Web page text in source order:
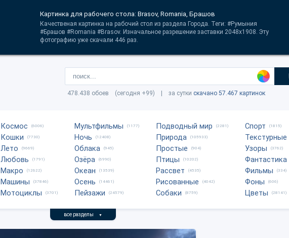
Картинка для рабочего стола: Brasov, Romania, Брашов
Качественая картинка на рабочий стол из раздела Города. Теги: #Румыния
#Брашов #Romania #Brasov. Изначальное разрешение заставки 2048x1908. Эту
фотографию уже скачали 446 раз.
478.438 обоев (сегодня +99) | за сутки скачано 57.467 картинок
Космос (6006)
Кошки (7730)
Лето (9669)
Любовь (1791)
Макро (12622)
Машины (37846)
Мотоциклы (3701)
Мультфильмы (1177)
Ночь (12408)
Облака (945)
Озёра (6990)
Океан (13539)
Осень (14461)
Пейзажи (24579)
Подводный мир (2281)
Природа (105933)
Простые (904)
Птицы (10202)
Рассвет (4535)
Рисованные (4042)
Собаки (8759)
Спорт (1815)
Текстурные
Узоры (3762)
Фантастика
Фильмы (334)
Фоны (606)
Цветы (28141)
все разделы ▼